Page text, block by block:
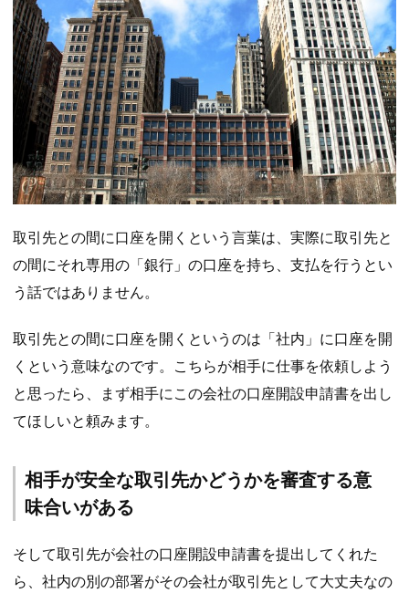
取引先との間に口座を開くという言葉は、実際に取引先と
の間にそれ専用の「銀行」の口座を持ち、支払を行うとい
う話ではありません。
取引先との間に口座を開くというのは「社内」に口座を開
くという意味なのです。こちらが相手に仕事を依頼しよう
と思ったら、まず相手にこの会社の口座開設申請書を出し
てほしいと頼みます。
相手が安全な取引先かどうかを審査する意
味合いがある
そして取引先が会社の口座開設申請書を提出してくれた
ら、社内の別の部署がその会社が取引先として大丈夫なの